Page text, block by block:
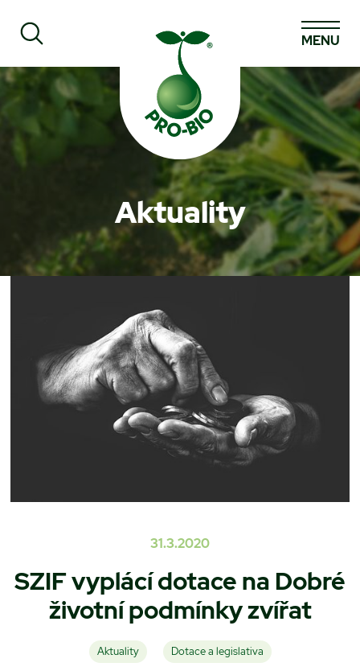
Prohledat PRO-BIO
MENU
Aktuality
31.3.2020
SZIF vyplácí dotace na Dobré
životní podmínky zvířat
Aktuality Dotace a legislativa